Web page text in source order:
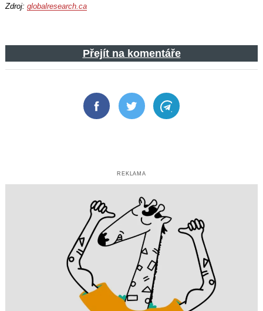
Zdroj: globalresearch.ca
Přejít na komentáře
FacebookTwitter Telegram
REKLAMA